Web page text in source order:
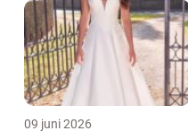
09 juni 2026